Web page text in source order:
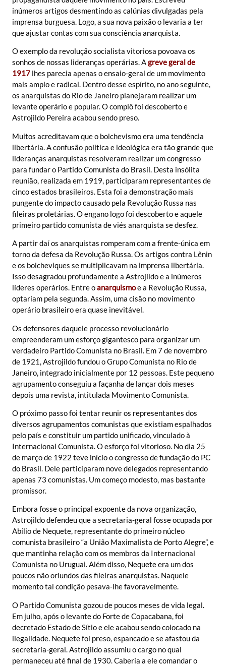
inúmeros artigos desmentindo as calúnias divulgadas pela
imprensa burguesa. Logo, a sua nova paixão o levaria a ter
que ajustar contas com sua consciência anarquista.
O exemplo da revolução socialista vitoriosa povoava os
sonhos de nossas lideranças operárias. Agreve geral de
1917 lhes parecia apenas o ensaio-geral de um movimento
mais amplo e radical. Dentro desse espírito, no ano seguinte,
os anarquistas do Rio de Janeiro planejaram realizar um
levante operário e popular. O complô foi descoberto e
Astrojildo Pereira acabou sendo preso.
Muitos acreditavam que o bolchevismo era uma tendência
libertária. A confusão política e ideológica era tão grande que
lideranças anarquistas resolveram realizar um congresso
para fundar o Partido Comunista do Brasil. Desta insólita
reunião, realizada em 1919, participaram representantes de
cinco estados brasileiros. Esta foi a demonstração mais
pungente do impacto causado pela Revolução Russa nas
fileiras proletárias. O engano logo foi descoberto e aquele
primeiro partido comunista de viés anarquista se desfez.
A partir daí os anarquistas romperam com a frente-única em
torno da defesa da Revolução Russa. Os artigos contra Lênin
e os bolcheviques se multiplicavam na imprensa libertária.
Isso desagradou profundamente a Astrojildo e a inúmeros
líderes operários. Entre oanarquismoe a Revolução Russa,
optariam pela segunda. Assim, uma cisão no movimento
operário brasileiro era quase inevitável.
Os defensores daquele processo revolucionário
empreenderam um esforço gigantesco para organizar um
verdadeiro Partido Comunista no Brasil. Em 7 de novembro
de 1921, Astrojildo fundou o Grupo Comunista no Rio de
Janeiro, integrado inicialmente por 12 pessoas. Este pequeno
agrupamento conseguiu a façanha de lançar dois meses
depois uma revista, intitulada Movimento Comunista.
O próximo passo foi tentar reunir os representantes dos
diversos agrupamentos comunistas que existiam espalhados
pelo país e constituir um partido unificado, vinculado à
Internacional Comunista. O esforço foi vitorioso. No dia 25
de março de 1922 teve início o congresso de fundação do PC
do Brasil. Dele participaram nove delegados representando
apenas 73 comunistas. Um começo modesto, mas bastante
promissor.
Embora fosse o principal expoente da nova organização,
Astrojildo defendeu que a secretaria-geral fosse ocupada por
Abílio de Nequete, representante do primeiro núcleo
comunista brasileiro “a União Maximalista de Porto Alegre”, e
que mantinha relação com os membros da Internacional
Comunista no Uruguai. Além disso, Nequete era um dos
poucos não oriundos das fileiras anarquistas. Naquele
momento tal condição pesava-lhe favoravelmente.
O Partido Comunista gozou de poucos meses de vida legal.
Em julho, após o levante do Forte de Copacabana, foi
decretado Estado de Sítio e ele acabou sendo colocado na
ilegalidade. Nequete foi preso, espancado e se afastou da
secretaria-geral. Astrojildo assumiu o cargo no qual
permaneceu até final de 1930. Caberia a ele comandar o